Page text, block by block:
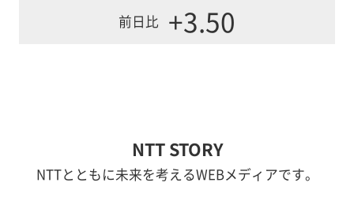
前日比 +3.50
NTT STORY
NTTとともに未来を考えるWEBメディアです。